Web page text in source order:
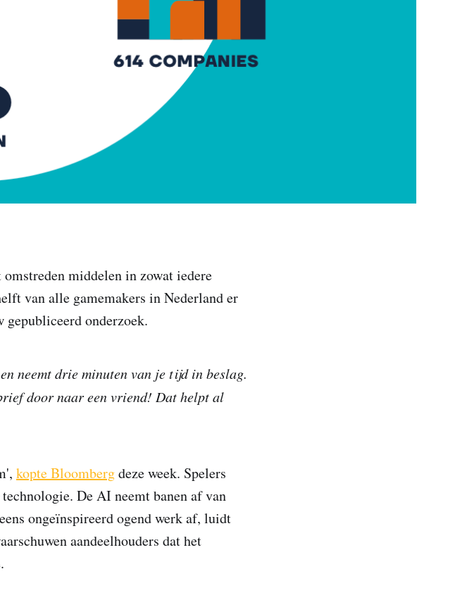
middelen in zowat iedere
van alle gamemakers in Nederland er
onderzoek.
neemt drie minuten van je tijd in beslag.
door naar een vriend! Dat helpt al
kopte Bloombergdeze week. Spelers
De AI neemt banen af van
ongeïnspireerd ogend werk af, luidt
aandeelhouders dat het